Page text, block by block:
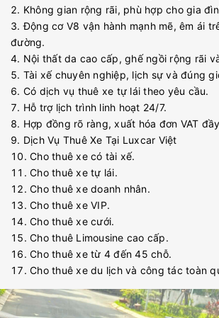
Không gian rộng rãi, phù hợp cho gia
Động cơ V8 vận hành mạnh mẽ, êm ái
đường.
Nội thất da cao cấp, ghế ngồi rộng rãi
Tài xế chuyên nghiệp, lịch sự và đúng
Có dịch vụ thuê xe tự lái theo yêu cầu.
Hỗ trợ lịch trình linh hoạt 24/7.
Hợp đồng rõ ràng, xuất hóa đơn VAT
Dịch Vụ Thuê Xe Tại Luxcar Việt
Cho thuê xe có tài xế.
Cho thuê xe tự lái.
Cho thuê xe doanh nhân.
Cho thuê xe VIP.
Cho thuê xe cưới.
Cho thuê Limousine cao cấp.
Cho thuê xe từ 4 đến 45 chỗ.
Cho thuê xe du lịch và công tác toàn